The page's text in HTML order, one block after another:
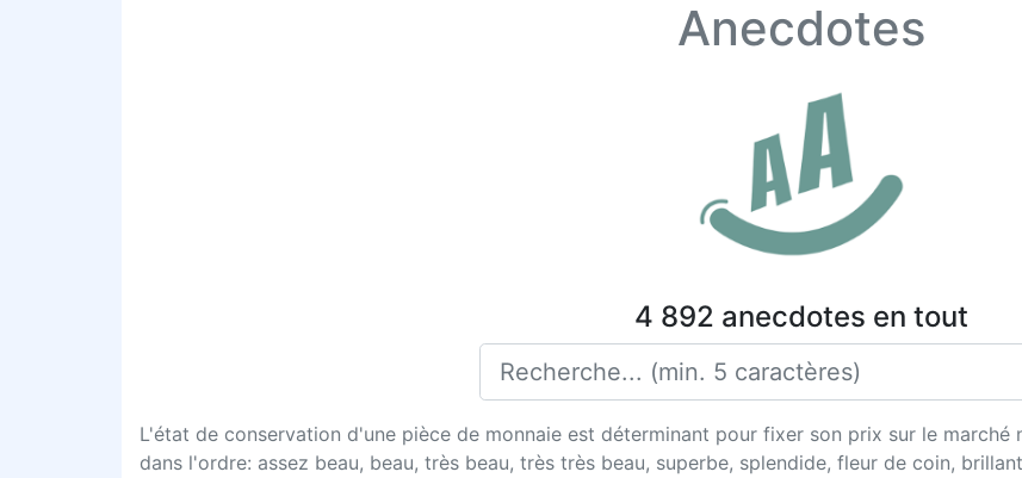
Anecdotes
4 892 anecdotes en tout
L'état de conservation d'une pièce de monnaie est déterminant pour fixer son prix sur le
dans l'ordre: assez beau, beau, très beau, très très beau, superbe, splendide, fleur de coin,